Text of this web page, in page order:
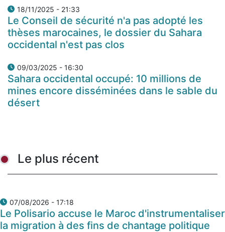
18/11/2025 - 21:33
Le Conseil de sécurité n'a pas adopté les
thèses marocaines, le dossier du Sahara
occidental n'est pas clos
09/03/2025 - 16:30
Sahara occidental occupé: 10 millions de
mines encore disséminées dans le sable du
désert
Le plus récent
07/08/2026 - 17:18
Le Polisario accuse le Maroc d'instrumentaliser
la migration à des fins de chantage politique